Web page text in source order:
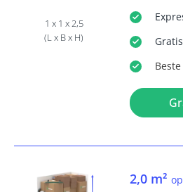
1 x 1 x 2,5
(L x B x H)
Gratis
Beste
2,0 m²